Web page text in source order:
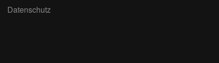
Datenschutz